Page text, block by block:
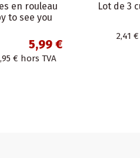
en rouleau
to see you
5,99 €
€ hors TVA
Lot de 3
2,41 €